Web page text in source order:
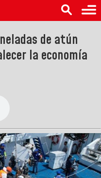
de atún
la economía